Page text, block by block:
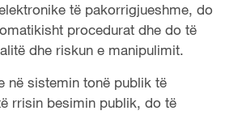
të pakorrigjueshme, do
procedurat dhe do të
dhe riskun e manipulimit.
në sistemin tonë publik të
rrisin besimin publik, do të